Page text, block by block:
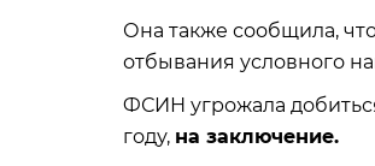
Она также сообщила,
отбывания условного
ФСИН угрожала
году, на заключение.